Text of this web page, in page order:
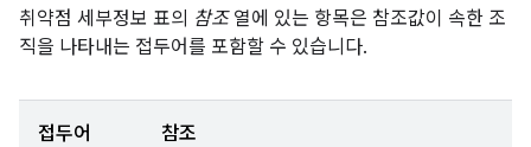
취약점 세부정보 표의 참조열에 있는 항목은 참조값이 속한 조
직을 나타내는 접두어를 포함할 수 있습니다.
접두어 참조